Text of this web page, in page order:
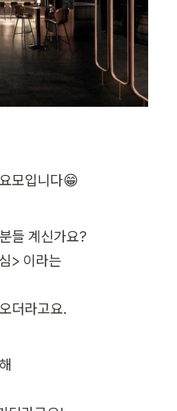
모입니다😁
들 계신가요?
> 이라는
더라고요.